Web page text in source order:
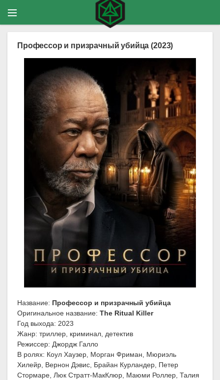
Профессор и призрачный убийца (2023)
Название: Профессор и призрачный убийца
Оригинальное название: The Ritual Killer
Год выхода: 2023
Жанр: триллер, криминал, детектив
Режиссер: Джордж Галло
В ролях: Коул Хаузер, Морган Фриман, Мюриэль
Хилейр, Вернон Дэвис, Брайан Курландер, Петер
Стормаре, Люк Стратт-МакКлюр, Маюми Роллер, Талия